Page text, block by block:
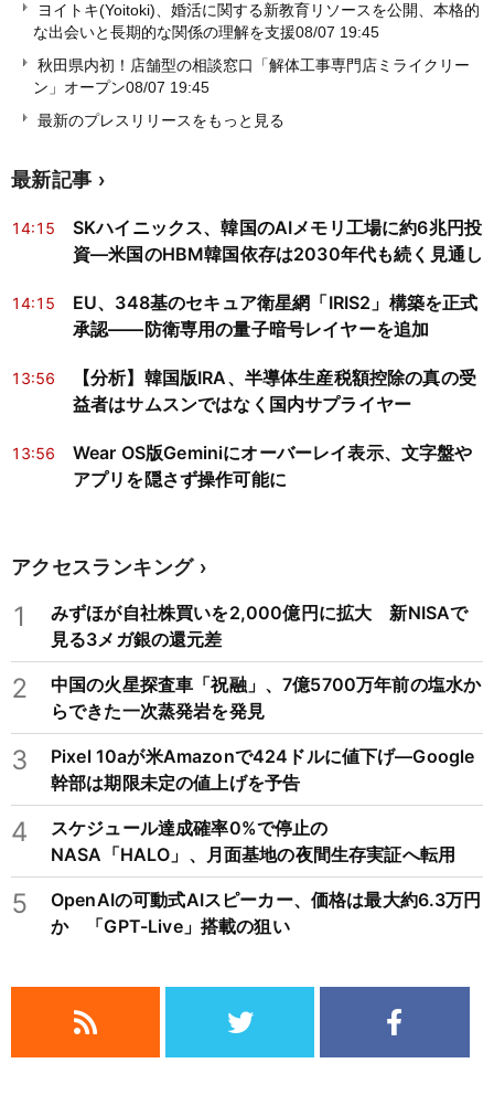
ヨイトキ(Yoitoki)、婚活に関する新教育リソースを公開、本格的
な出会いと長期的な関係の理解を支援08/07 19:45
秋田県内初！店舗型の相談窓口「解体工事専門店ミライクリー
ン」オープン08/07 19:45
最新のプレスリリースをもっと見る
最新記事
14:15
SKハイニックス、韓国のAIメモリ工場に約6兆円投
資―米国のHBM韓国依存は2030年代も続く見通し
14:15
EU、348基のセキュア衛星網「IRIS2」構築を正式
承認——防衛専用の量子暗号レイヤーを追加
13:56
【分析】韓国版IRA、半導体生産税額控除の真の受
益者はサムスンではなく国内サプライヤー
13:56
Wear OS版Geminiにオーバーレイ表示、文字盤や
アプリを隠さず操作可能に
アクセスランキング
1
みずほが自社株買いを2,000億円に拡大 新NISAで
見る3メガ銀の還元差
2
中国の火星探査車「祝融」、7億5700万年前の塩水か
らできた一次蒸発岩を発見
3
Pixel 10aが米Amazonで424ドルに値下げ―Google
幹部は期限未定の値上げを予告
4
スケジュール達成確率0%で停止の
NASA「HALO」、月面基地の夜間生存実証へ転用
5
OpenAIの可動式AIスピーカー、価格は最大約6.3万円
か 「GPT-Live」搭載の狙い